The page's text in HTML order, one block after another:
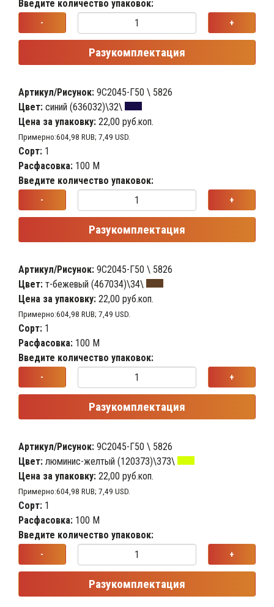
Введите количество упаковок:
- +
Разукомплектация
Артикул/Рисунок: 9С2045-Г50 \ 5826
Цвет: синий (636032)\32\
Цена за упаковку: 22,00 руб.коп.
Примерно:604,98 RUB; 7,49 USD.
Сорт: 1
Расфасовка: 100 М
Введите количество упаковок:
- +
Разукомплектация
Артикул/Рисунок: 9С2045-Г50 \ 5826
Цвет: т-бежевый (467034)\34\
Цена за упаковку: 22,00 руб.коп.
Примерно:604,98 RUB; 7,49 USD.
Сорт: 1
Расфасовка: 100 М
Введите количество упаковок:
- +
Разукомплектация
Артикул/Рисунок: 9С2045-Г50 \ 5826
Цвет: люминис-желтый (120373)\373\
Цена за упаковку: 22,00 руб.коп.
Примерно:604,98 RUB; 7,49 USD.
Сорт: 1
Расфасовка: 100 М
Введите количество упаковок:
- +
Разукомплектация